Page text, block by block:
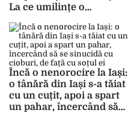
La ce umilințe o
Încă o nenorocire la Iași:
o tânără din Iași s-a tăiat
cu un cuțit, apoi a spart
un pahar, încercând să